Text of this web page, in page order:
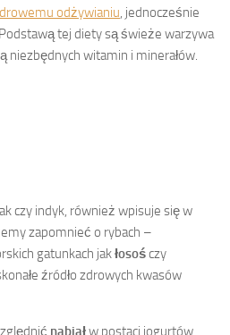
odżywianiu, jednocześnie
tej diety są świeże warzywa
niezbędnych witamin i minerałów.
czy indyk, również wpisuje się w
zapomnieć o rybach –
gatunkach jakłosośczy
źródło zdrowych kwasów
nabiałw postaci jogurtów